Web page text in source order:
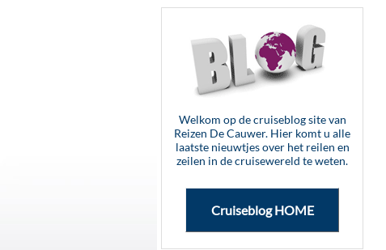
Welkom op de cruiseblog site van
Reizen De Cauwer. Hier komt u alle
laatste nieuwtjes over het reilen en
zeilen in de cruisewereld te weten.
Cruiseblog HOME